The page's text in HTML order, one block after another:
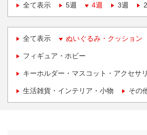
全て表示
5週 4週 3週
全て表示 ぬいぐるみ・クッション
フィギュア・ホビー
キーホルダー・マスコット・アクセサ
生活雑貨・インテリア・小物 その